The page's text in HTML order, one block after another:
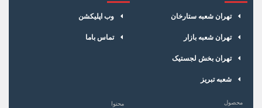
تهران شعبه ستارخان
تهران شعبه بازار
تهران بخش لجستیک
شعبه تبریز
وب اپلیکشن
تماس باما
محصول محتوا
×